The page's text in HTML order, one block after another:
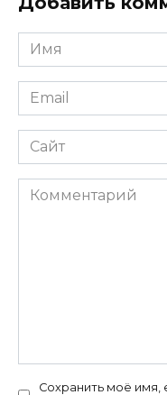
Имя
*
Email
*
Сайт
Комментарий
Сохранить моё имя,